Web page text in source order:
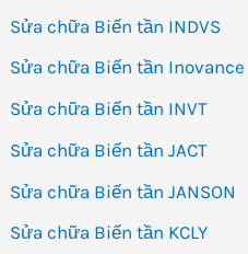
Sửa chữa Biến tần INDVS
Sửa chữa Biến tần Inovance
Sửa chữa Biến tần INVT
Sửa chữa Biến tần JACT
Sửa chữa Biến tần JANSON
Sửa chữa Biến tần KCLY